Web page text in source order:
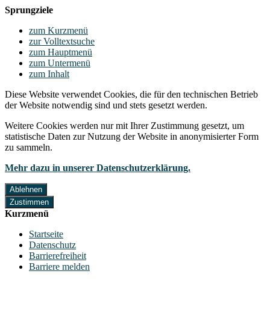
Sprungziele
zum Kurzmenü
zur Volltextsuche
zum Hauptmenü
zum Untermenü
zum Inhalt
Diese Website verwendet Cookies, die für den technischen Betrieb
der Website notwendig sind und stets gesetzt werden.
Weitere Cookies werden nur mit Ihrer Zustimmung gesetzt, um
statistische Daten zur Nutzung der Website in anonymisierter Form
zu sammeln.
Mehr dazu in unserer Datenschutzerklärung.
Ablehnen
Zustimmen
Kurzmenü
Startseite
Datenschutz
Barrierefreiheit
Barriere melden